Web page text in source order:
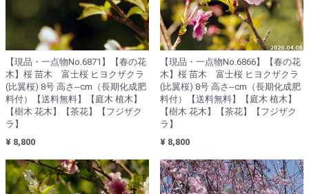
【現品・一点物No.6871】【春の花
木】桜 苗木 富士桜 ヒヨクザクラ
(比翼桜) 8号 高さ--cm（長期化成肥
料付）【送料無料】【庭木 植木】
【樹木 花木】【茶花】【フジザク
ラ】
¥ 8,800
【現品・一点物No.6866】【春の花
木】桜 苗木 富士桜 ヒヨクザクラ
(比翼桜) 8号 高さ--cm（長期化成肥
料付）【送料無料】【庭木 植木】
【樹木 花木】【茶花】【フジザク
ラ】
¥ 8,800